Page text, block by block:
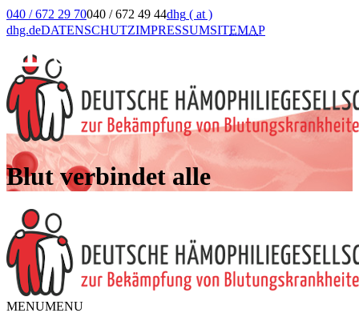
040 / 672 29 70040 / 672 49 44dhg ( at )
dhg.deDATENSCHUTZIMPRESSUMSITEMAP
Blut verbindet alle
MENUMENU